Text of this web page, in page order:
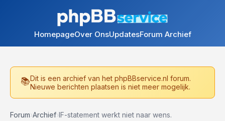
HomepageOver OnsUpdatesForum Archief
Dit is een archief van het phpBBservice.nl forum.
Nieuwe berichten plaatsen is niet meer mogelijk.
Forum›Archief›IF-statement werkt niet naar wens.